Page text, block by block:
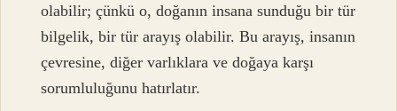
olabilir; çünkü o, doğanın insana sunduğu bir tür
bilgelik, bir tür arayış olabilir. Bu arayış, insanın
çevresine, diğer varlıklara ve doğaya karşı
sorumluluğunu hatırlatır.